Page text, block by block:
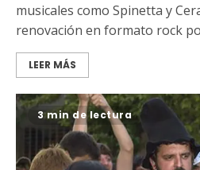
musicales como Spinetta y
renovación en formato rock
LEER MÁS
3 min de lectura